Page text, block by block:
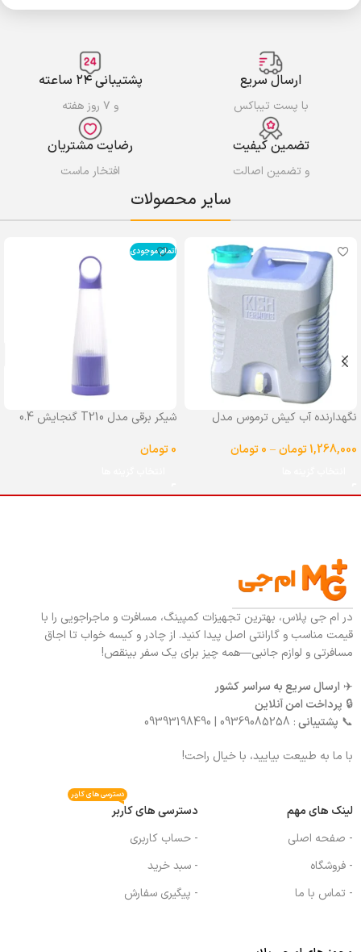
ارسال سریع
با پست تیباکس
پشتیبانی ۲۴ ساعته
و ۷ روز هفته
تضمین کیفیت
و تضمین اصالت
رضایت مشتریان
افتخار ماست
سایر محصولات
نگهدارنده آب کیش ترموس مدل
1,268,000تومان–
0تومان
اتمام موجودی
شیکر برقی مدل T210 گنجایش 0.4
0تومان
در ام جی پلاس، بهترین تجهیزات کمپینگ، مسافرت و ماجراجویی را با
قیمت مناسب و گارانتی اصل پیدا کنید. از چادر و کیسه خواب تا اجاق
مسافرتی و لوازم جانبی—همه چیز برای یک سفر بینقص!
✈️ ارسال سریع به سراسر کشور
🔒 پرداخت امن آنلاین
📞 پشتیبانی: 09369085258 | 09393198490
با ما به طبیعت بیایید، با خیال راحت!
لینک های مهم
- صفحه اصلی
- فروشگاه
- تماس با ما
دسترسی های کاربر
دسترسی های کاربر
- حساب کاربری
- سبد خرید
- پیگیری سفارش